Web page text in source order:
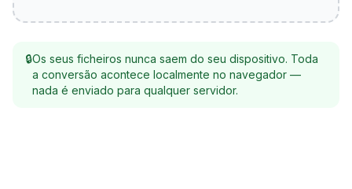
🔒Os seus ficheiros nunca saem do seu dispositivo. Toda
a conversão acontece localmente no navegador —
nada é enviado para qualquer servidor.